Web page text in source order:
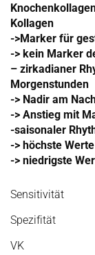
Kollagen
->Marker für
-> kein Marker
– zirkadianer
Morgenstunden
-> Nadir am
-> Anstieg mit
-saisonaler
-> höchste
-> niedrigste
Sensitivität
Spezifität
VK